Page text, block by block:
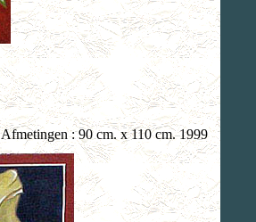
Afmetingen : 90 cm. x 110 cm. 1999